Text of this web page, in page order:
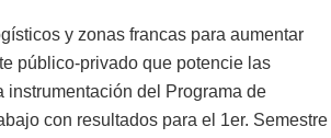
y zonas francas para aumentar
público-privado que potencie las
instrumentación del Programa de
con resultados para el 1er. Semestre